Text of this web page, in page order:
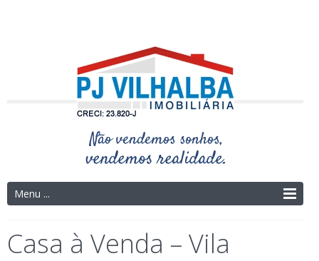
Menu ...
Casa à Venda – Vila